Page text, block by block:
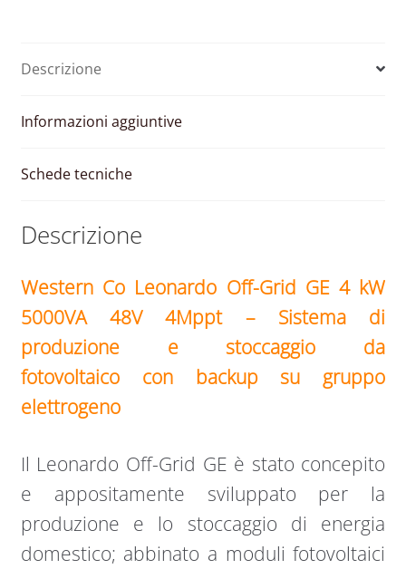
–
SU
ELETTROGENO
Descrizione
Informazioni aggiuntive
Schede tecniche
Descrizione
Western Co Leonardo Off-Grid GE 4 kW
5000VA 48V 4Mppt – Sistema di
produzione e stoccaggio da
fotovoltaico con backup su gruppo
elettrogeno
Il Leonardo Off-Grid GE è stato concepito
e appositamente sviluppato per la
produzione e lo stoccaggio di energia
domestico; abbinato a moduli fotovoltaici